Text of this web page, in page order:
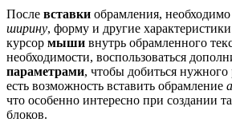
После вставки обрамления,
ширину, форму и другие
курсор мыши внутрь обрамленного
необходимости, воспользоваться
параметрами, чтобы добиться нужного
есть возможность вставить обрамление
что особенно интересно при создании
блоков.